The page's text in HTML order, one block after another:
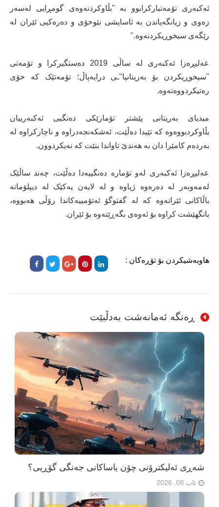
ئەکبەری تۆمەتبارکرابوو بە "بڵاوکردنەوەی گومڕایی لەسەر
زەوی و زیانگەیاندن بە ئاسایشی نێوخۆی و دەرەکیی ئێران لە
رێگەی سیخوڕیکردنەوە."
عەلیڕەزا ئەکبەری لە ساڵی 2019 دەستگیرکرا و تۆمەتی
"سیخوڕیکردن بۆ بەریتانیا"ـی درایەپاڵ؛ تۆمەتێک کە خۆی
رەتیکردووەتەوە.
میدیای بەریتانی پێشتر تۆمارێکی دەنگیی ئەکبەرییان
بڵاوکردبووەوە کە تێیدا دەڵێت، ئەشکەنجەدراوە و ناچارکراوە لە
بەردەم کامێرا دان بە هەندێ تاواندا بنێت کە نەیکردوون.
عەلیڕەزا ئەکبەری لەو تۆمارە دەنگییەدا دەڵێت، چەند ساڵێک
لەمەوبەر لە دەرەوە ژیاوە و لە لایەن یەکێک لە دیپلۆماتە
باڵاکانی ئێرانەوە کە لە گفتوگۆ ئەتۆمییەکاندا رۆڵی هەبووە،
بانگهێشت کراوە بۆ ئەوەی بگەڕێتەوە بۆ ئێران.
هاوبەشیکردن بۆ تۆڕەکان :
ڕەنگە ئەمانەشت بەدڵبێت
شەڕی ئەلیکترۆنی چۆن یاساکانی جەنگی گۆڕیی؟
ئاب 08, 2026